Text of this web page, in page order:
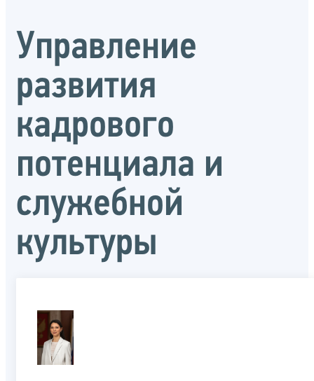
Управление
развития
кадрового
потенциала и
служебной
культуры